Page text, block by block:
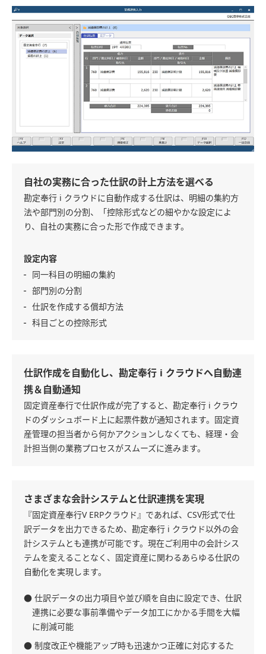
自社の実務に合った仕訳の計上方法を選べる
勘定奉行 i クラウドに自動作成する仕訳は、明細の集約方
法や部門別の分割、「控除形式などの細やかな設定によ
り、自社の実務に合った形で作成できます。
設定内容
同一科目の明細の集約
部門別の分割
仕訳を作成する償却方法
科目ごとの控除形式
仕訳作成を自動化し、勘定奉行 i クラウドへ自動連
携＆自動通知
固定資産奉行で仕訳作成が完了すると、勘定奉行 i クラウ
ドのダッシュボード上に起票件数が通知されます。固定資
産管理の担当者から何かアクションしなくても、経理・会
計担当側の業務プロセスがスムーズに進みます。
さまざまな会計システムと仕訳連携を実現
『固定資産奉行V ERPクラウド』であれば、CSV形式で仕
訳データを出力できるため、勘定奉行 i クラウド以外の会
計システムとも連携が可能です。現在ご利用中の会計シス
テムを変えることなく、固定資産に関わるあらゆる仕訳の
自動化を実現します。
● 仕訳データの出力項目や並び順を自由に設定でき、仕訳
連携に必要な事前準備やデータ加工にかかる手間を大幅
に削減可能
● 制度改正や機能アップ時も迅速かつ正確に対応するた